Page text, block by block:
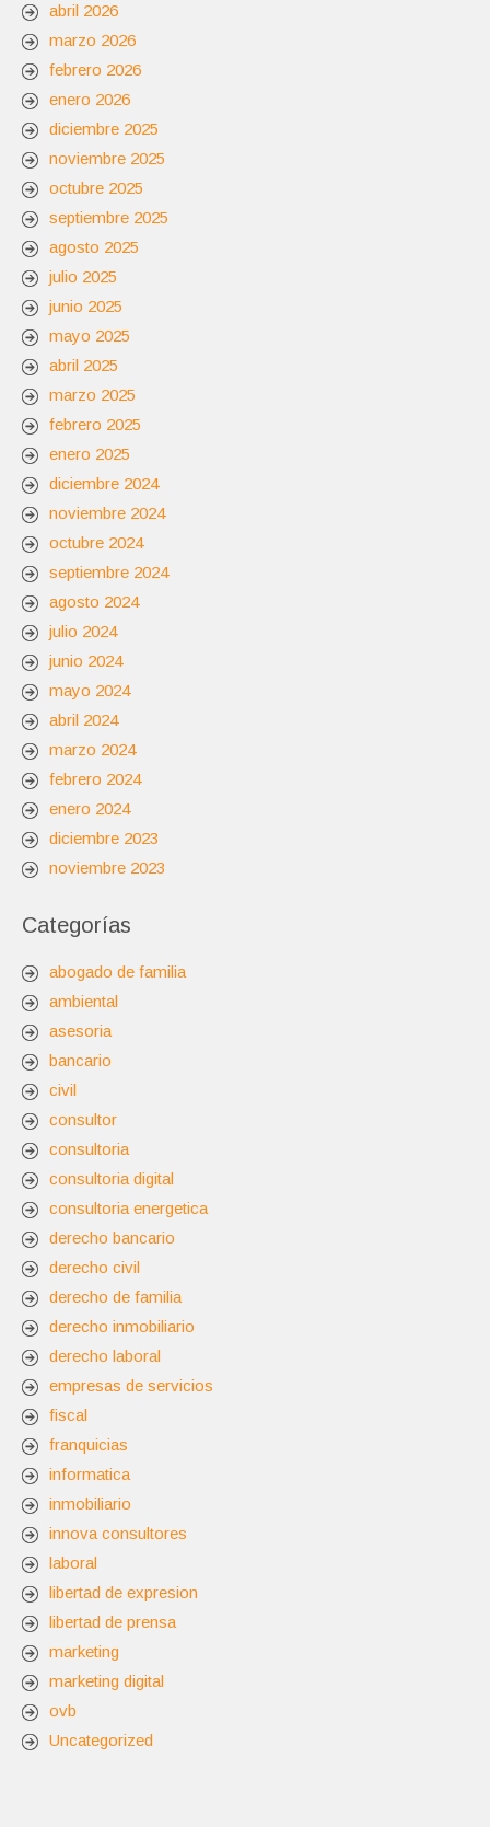
abril 2026
marzo 2026
febrero 2026
enero 2026
diciembre 2025
noviembre 2025
octubre 2025
septiembre 2025
agosto 2025
julio 2025
junio 2025
mayo 2025
abril 2025
marzo 2025
febrero 2025
enero 2025
diciembre 2024
noviembre 2024
octubre 2024
septiembre 2024
agosto 2024
julio 2024
junio 2024
mayo 2024
abril 2024
marzo 2024
febrero 2024
enero 2024
diciembre 2023
noviembre 2023
Categorías
abogado de familia
ambiental
asesoria
bancario
civil
consultor
consultoria
consultoria digital
consultoria energetica
derecho bancario
derecho civil
derecho de familia
derecho inmobiliario
derecho laboral
empresas de servicios
fiscal
franquicias
informatica
inmobiliario
innova consultores
laboral
libertad de expresion
libertad de prensa
marketing
marketing digital
ovb
Uncategorized